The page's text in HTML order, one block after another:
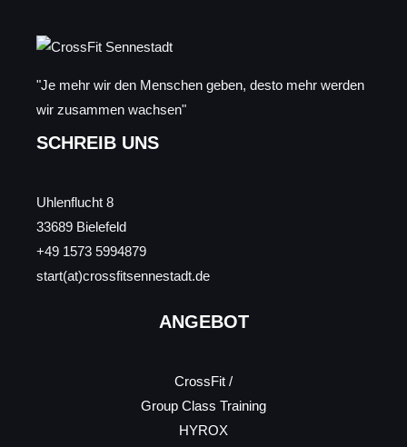
"Je mehr wir den Menschen geben, desto mehr werden
wir zusammen wachsen"
SCHREIB UNS
Uhlenflucht 8
33689 Bielefeld
+49 1573 5994879
start(at)crossfitsennestadt.de
ANGEBOT
CrossFit /
Group Class Training
HYROX